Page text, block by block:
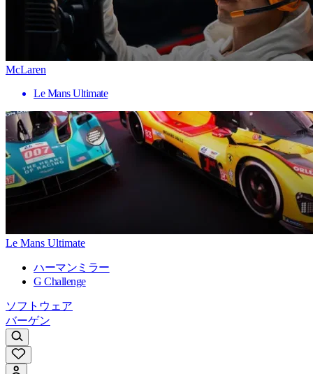
McLaren
Le Mans Ultimate
Le Mans Ultimate
ハーマンミラー
G Challenge
ソフトウェア
バーゲン